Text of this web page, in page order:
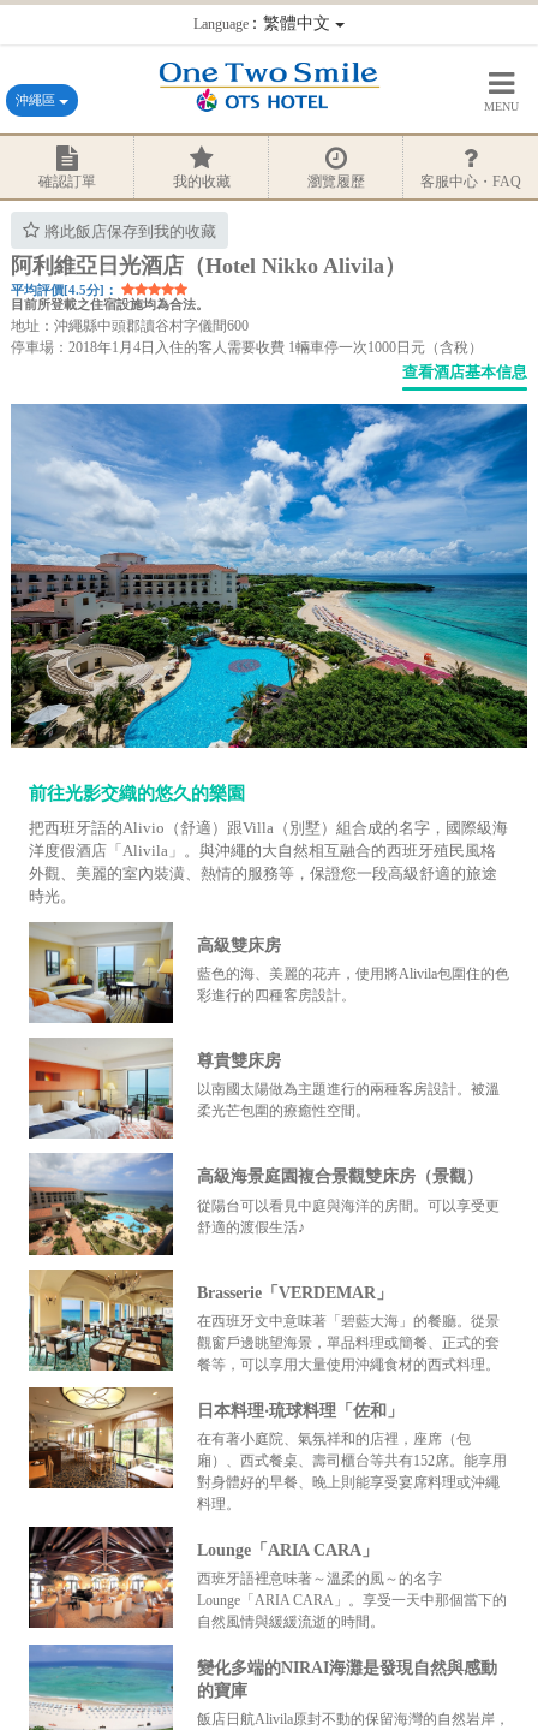
Language：繁體中文
沖繩區 MENU
確認訂單 我的收藏 瀏覽履歷 客服中心・FAQ
將此飯店保存到我的收藏
阿利維亞日光酒店（Hotel Nikko Alivila）
平均評價[4.5分]：
目前所登載之住宿設施均為合法。
地址：沖繩縣中頭郡讀谷村字儀間600
停車場：2018年1月4日入住的客人需要收費 1輛車停一次1000日元（含稅）
查看酒店基本信息
前往光影交織的悠久的樂園
把西班牙語的Alivio（舒適）跟Villa（別墅）組合成的名字，國際級海
洋度假酒店「Alivila」。與沖繩的大自然相互融合的西班牙殖民風格
外觀、美麗的室內裝潢、熱情的服務等，保證您一段高級舒適的旅途
時光。
高級雙床房
藍色的海、美麗的花卉，使用將Alivila包圍住的色
彩進行的四種客房設計。
尊貴雙床房
以南國太陽做為主題進行的兩種客房設計。被溫
柔光芒包圍的療癒性空間。
高級海景庭園複合景觀雙床房（景觀）
從陽台可以看見中庭與海洋的房間。可以享受更
舒適的渡假生活♪
Brasserie「VERDEMAR」
在西班牙文中意味著「碧藍大海」的餐廳。從景
觀窗戶邊眺望海景，單品料理或簡餐、正式的套
餐等，可以享用大量使用沖繩食材的西式料理。
日本料理‧琉球料理「佐和」
在有著小庭院、氣氛祥和的店裡，座席（包
廂）、西式餐桌、壽司櫃台等共有152席。能享用
對身體好的早餐、晚上則能享受宴席料理或沖繩
料理。
Lounge「ARIA CARA」
西班牙語裡意味著～溫柔的風～的名字
Lounge「ARIA CARA」。享受一天中那個當下的
自然風情與緩緩流逝的時間。
變化多端的NIRAI海灘是發現自然與感動
的寶庫
飯店日航Alivila原封不動的保留海灣的自然岩岸，